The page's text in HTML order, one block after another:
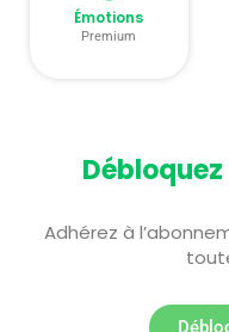
Émotions
Premium
Adhérez à